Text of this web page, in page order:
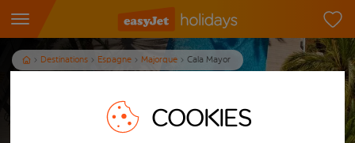
Destinations Espagne Majorque Cala Mayor
Vacances à Cala Mayor
COOKIES